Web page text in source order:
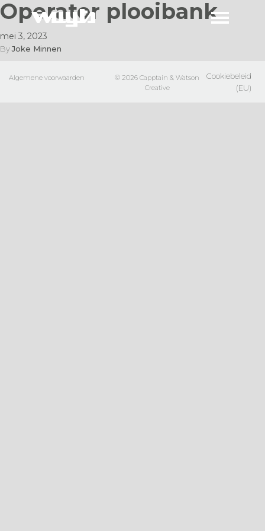
Operator plooibank
mei 3, 2023
ByJoke Minnen
Algemene voorwaarden © 2026Capptain &Watson
Creative
Cookiebeleid
(EU)